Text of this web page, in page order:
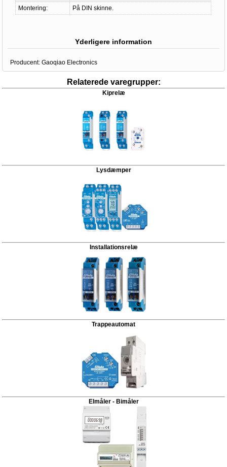
Montering:
På DIN skinne.
Yderligere information
Producent: Gaoqiao Electronics
Relaterede varegrupper:
Kiprelæ
Lysdæmper
Installationsrelæ
Trappeautomat
Elmåler - Bimåler